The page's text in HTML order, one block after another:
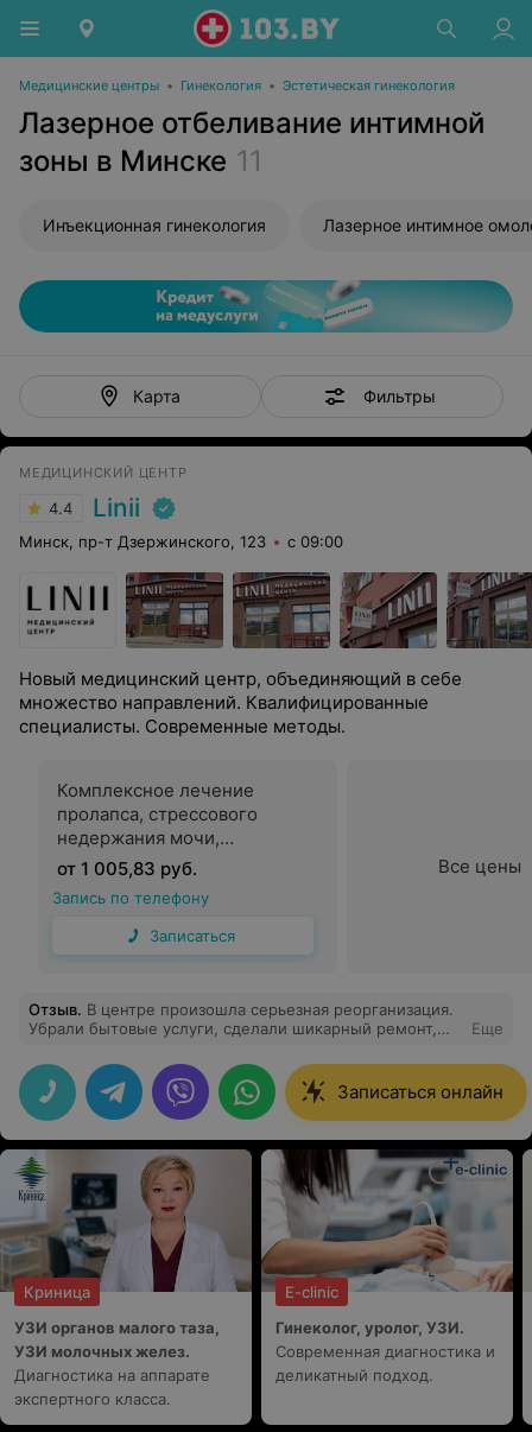
Медицинские центры • Гинекология • Эстетическая гинекология
Лазерное отбеливание интимной
зоны в Минске 11
Инъекционная гинекология Лазерное интимное
Карта Фильтры
МЕДИЦИНСКИЙ ЦЕНТР
4.4 Linii
Минск, пр-т Дзержинского, 123 с 09:00
Новый медицинский центр, объединяющий в себе
множество направлений. Квалифицированные
специалисты. Современные методы.
Комплексное лечение
пролапса, стрессового
недержания мочи,
вульвовагинальной атрофии с
отбеливанием зоны бикини
от 1 005,83 руб.
Запись по телефону
Записаться
Все цены
Отзыв. В центре произошла серьезная реорганизация.
Убрали бытовые услуги, сделали шикарный ремонт,
дома такой центр. Делала удаление новобразований.
Все очень комфортно.
Еще
Записаться онлайн
Криница
УЗИ органов малого таза,
УЗИ молочных желез.
Диагностика на аппарате
экспертного класса.
E-clinic
Гинеколог, уролог, УЗИ.
Современная диагностика и
деликатный подход.